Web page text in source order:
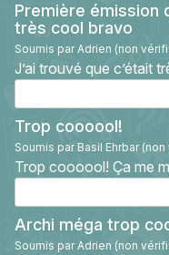
Première émission
très cool bravo
Soumis parAdrien (non
J’ai trouvé que c’était
Trop coooool!
Soumis par Basil Ehrbar
Trop coooool! Ça me
Archi méga trop
Soumis parAdrien (non